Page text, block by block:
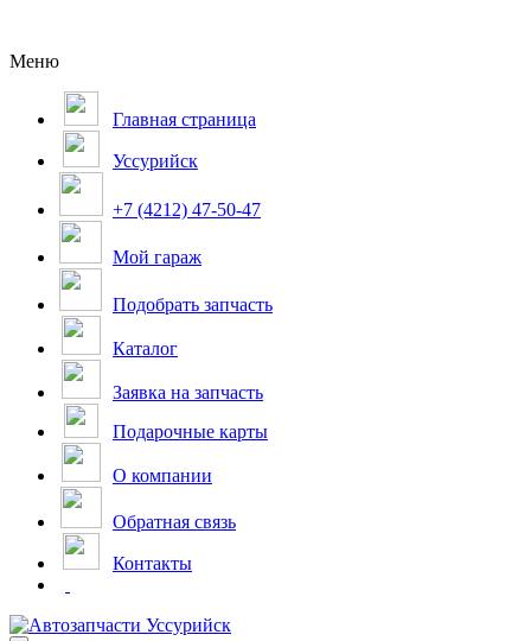
Меню
Главная страница
Уссурийск
+7 (4212) 47-50-47
Мой гараж
Подобрать запчасть
Каталог
Заявка на запчасть
Подарочные карты
О компании
Обратная связь
Контакты